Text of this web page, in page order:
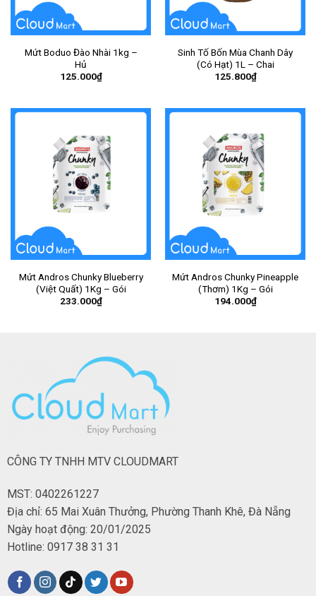
Mứt Boduo Đào Nhài 1kg –
Hủ
125.000₫
Sinh Tố Bốn Mùa Chanh Dây
(Có Hạt) 1L – Chai
125.800₫
Mứt Andros Chunky Blueberry
(Việt Quất) 1Kg – Gói
233.000₫
Mứt Andros Chunky Pineapple
(Thơm) 1Kg – Gói
194.000₫
CÔNG TY TNHH MTV CLOUDMART
MST: 0402261227
Địa chỉ: 65 Mai Xuân Thưởng, Phường Thanh Khê, Đà Nẵng
Ngày hoạt động: 20/01/2025
Hotline: 0917 38 31 31